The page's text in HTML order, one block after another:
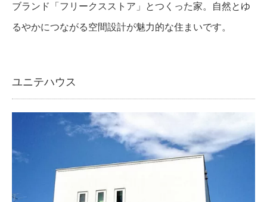
ブランド「フリークスストア」とつくった家。自然とゆ
るやかにつながる空間設計が魅力的な住まいです。
ユニテハウス